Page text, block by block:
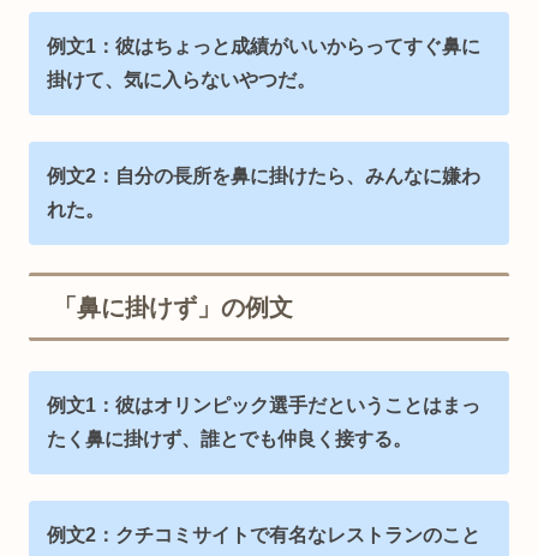
例文1：彼はちょっと成績がいいからってすぐ鼻に
掛けて、気に入らないやつだ。
例文2：自分の長所を鼻に掛けたら、みんなに嫌わ
れた。
「鼻に掛けず」の例文
例文1：彼はオリンピック選手だということはまっ
たく鼻に掛けず、誰とでも仲良く接する。
例文2：クチコミサイトで有名なレストランのこと